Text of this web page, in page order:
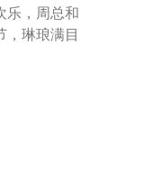
乐，周总和
琳琅满目